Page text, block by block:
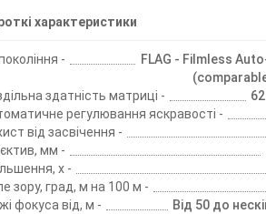
характеристики
покоління -
FLAG - Filmless
здатність матриці -
регулювання яскравості -
від засвічення -
мм -
х -
зору, град, м на 100 м -
фокуса від, м -
Від 50 до